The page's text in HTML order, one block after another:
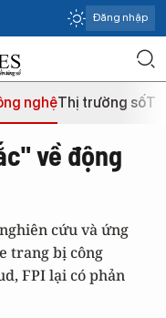
Đăng nhập
nghệThị trường số
về động
cứu và ứng
trang bị công
FPI lại có phản